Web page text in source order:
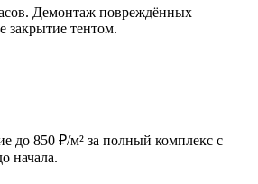
Демонтаж повреждённых
закрытие тентом.
до 850 ₽/м² за полный комплекс с
начала.